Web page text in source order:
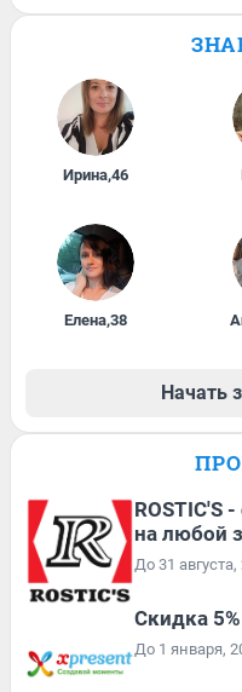
Ирина,46
Елена,38
Начать
ROSTIC'S
на любой
До 31 августа,
Скидка
До 1 января,